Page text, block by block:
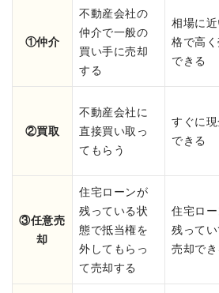
①仲介
不動産会社の
仲介で一般の
買い手に売却
する
相場に
格で高
できる
②買取
不動産会社に
直接買い取っ
てもらう
すぐに
できる
③任意売
却
住宅ローンが
残っている状
態で抵当権を
外してもらっ
て売却する
住宅ロ
残ってい
売却でき